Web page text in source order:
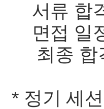
서류 합
면접 일
최종 합
* 정기 세션